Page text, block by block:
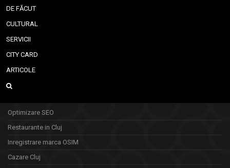
DE FĂCUT
CULTURAL
SERVICII
CITY CARD
ARTICOLE
Optimizare SEO
Restaurante in Cluj
Inregistrare marca OSIM
Cazare Cluj